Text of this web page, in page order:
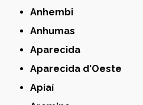
Anhembi
Anhumas
Aparecida
Aparecida d'Oeste
Apiaí